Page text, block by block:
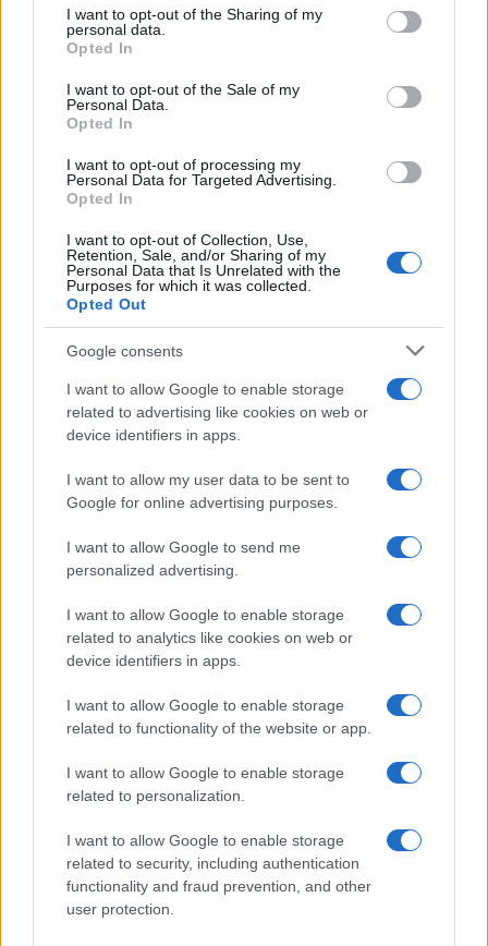
disclose it to other third parties.
Please note that this website/app uses one or more Google
services and may gather and store information including but
not limited to your visit or usage behaviour. You may click to
grant or deny consent to Google and its third-party tags to
consent section.
I want to opt-out of the Sharing of my
personal data.
Opted In
I want to opt-out of the Sale of my
Personal Data.
Opted In
I want to opt-out of processing my
Personal Data for Targeted Advertising.
Opted In
I want to opt-out of Collection, Use,
Retention, Sale, and/or Sharing of my
Personal Data that Is Unrelated with the
Purposes for which it was collected.
Opted Out
Google consents
I want to allow Google to enable storage
related to advertising like cookies on web or
device identifiers in apps.
I want to allow my user data to be sent to
Google for online advertising purposes.
I want to allow Google to send me
personalized advertising.
I want to allow Google to enable storage
related to analytics like cookies on web or
device identifiers in apps.
I want to allow Google to enable storage
related to functionality of the website or app.
I want to allow Google to enable storage
related to personalization.
I want to allow Google to enable storage
related to security, including authentication
functionality and fraud prevention, and other
user protection.